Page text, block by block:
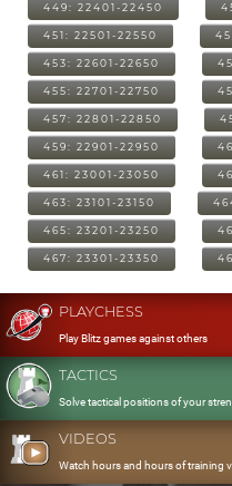
449: 22401-22450
451: 22501-22550
453: 22601-22650
455: 22701-22750
457: 22801-22850
459: 22901-22950
461: 23001-23050
463: 23101-23150
465: 23201-23250
467: 23301-23350
PLAYCHESS
Play Blitz games against others
TACTICS
Solve tactical positions of your
VIDEOS
Watch hours and hours of training